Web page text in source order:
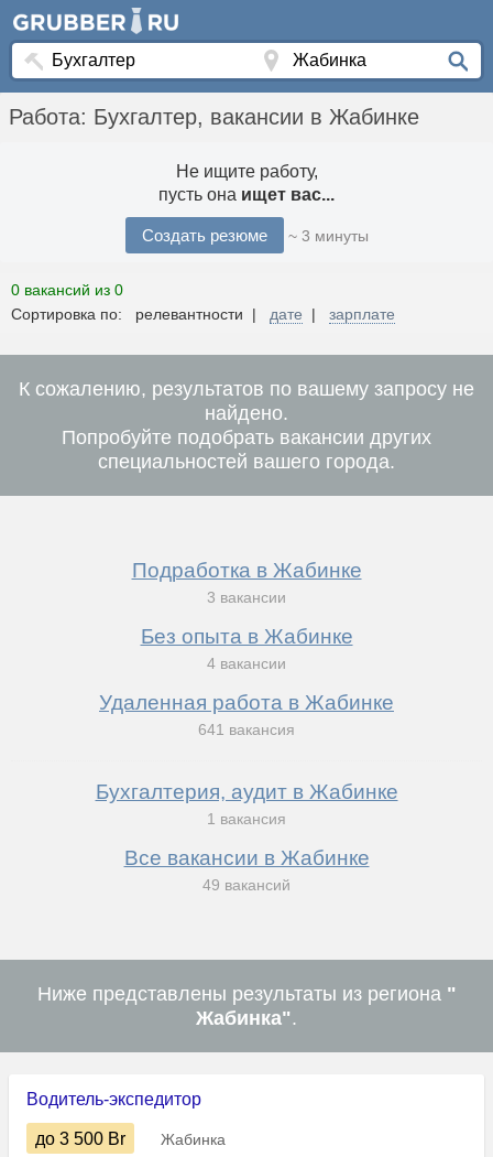
Работа: Бухгалтер, вакансии в Жабинке
Не ищите работу,
пусть она ищет вас...
Создать резюме ~ 3 минуты
0 вакансий из 0
Сортировка по: релевантности | дате | зарплате
К сожалению, результатов по вашему запросу не
найдено.
Попробуйте подобрать вакансии других
специальностей вашего города.
Подработка в Жабинке
3 вакансии
Без опыта в Жабинке
4 вакансии
Удаленная работа в Жабинке
641 вакансия
Бухгалтерия, аудит в Жабинке
1 вакансия
Все вакансии в Жабинке
49 вакансий
Ниже представлены результаты из региона "
Жабинка".
Водитель-экспедитор
до 3 500 Br
Жабинка